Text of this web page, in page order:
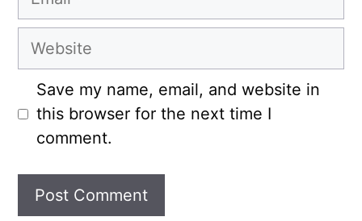
Website
Save my name, email, and website in
this browser for the next time I
comment.